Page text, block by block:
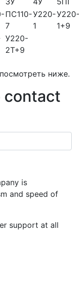
ПС110-
7
У220-
1
У220-
1+9
У220-
2Т+9
ниже.
contact
is
and speed of
support at all